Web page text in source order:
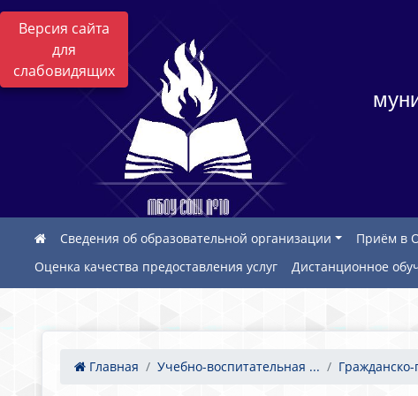
Версия сайта
для
слабовидящих
Сведения об образовательной организации Приём в
Оценка качества предоставления услуг
Дистанционное
Главная Учебно-воспитательная ...